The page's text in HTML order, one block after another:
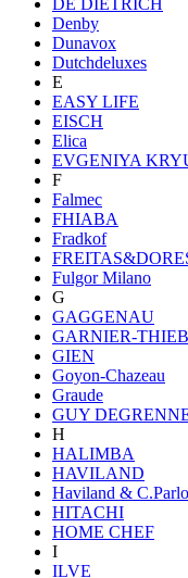
Denby
Dunavox
Dutchdeluxes
E
EASY LIFE
EISCH
Elica
EVGENIYA
F
Falmec
FHIABA
Fradkof
Fulgor Milano
G
GAGGENAU
GARNIER-
GIEN
Goyon-Chazeau
Graude
GUY
H
HALIMBA
HAVILAND
Haviland &
HITACHI
HOME CHEF
I
ILVE